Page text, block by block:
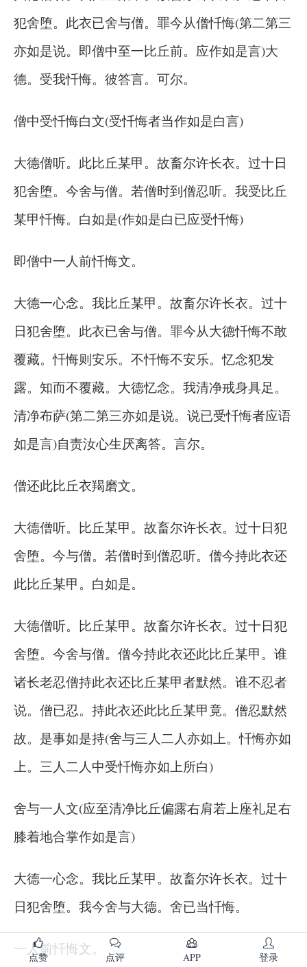
犯舍堕。此衣已舍与僧。罪今从僧忏悔(第二第三
亦如是说。即僧中至一比丘前。应作如是言)大
德。受我忏悔。彼答言。可尔。
僧中受忏悔白文(受忏悔者当作如是白言)
大德僧听。此比丘某甲。故畜尔许长衣。过十日
犯舍堕。今舍与僧。若僧时到僧忍听。我受比丘
某甲忏悔。白如是(作如是白已应受忏悔)
即僧中一人前忏悔文。
大德一心念。我比丘某甲。故畜尔许长衣。过十
日犯舍堕。此衣已舍与僧。罪今从大德忏悔不敢
覆藏。忏悔则安乐。不忏悔不安乐。忆念犯发
露。知而不覆藏。大德忆念。我清净戒身具足。
清净布萨(第二第三亦如是说。说已受忏悔者应语
如是言)自责汝心生厌离答。言尔。
僧还此比丘衣羯磨文。
大德僧听。比丘某甲。故畜尔许长衣。过十日犯
舍堕。今与僧。若僧时到僧忍听。僧今持此衣还
此比丘某甲。白如是。
大德僧听。比丘某甲。故畜尔许长衣。过十日犯
舍堕。今舍与僧。僧今持此衣还此比丘某甲。谁
诸长老忍僧持此衣还比丘某甲者默然。谁不忍者
说。僧已忍。持此衣还此比丘某甲竟。僧忍默然
故。是事如是持(舍与三人二人亦如上。忏悔亦如
上。三人二人中受忏悔亦如上所白)
舍与一人文(应至清净比丘偏露右肩若上座礼足右
膝着地合掌作如是言)
大德一心念。我比丘某甲。故畜尔许长衣。过十
日犯舍堕。我今舍与大德。舍已当忏悔。
一人前忏悔文。
点赞 点评 APP 登录